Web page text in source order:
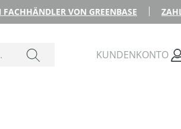
FACHHÄNDLER VON GREENBASE
KUNDENKONTO